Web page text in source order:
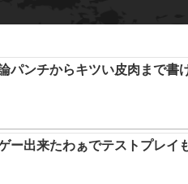
パンチからキツい皮肉まで書
ー出来たわぁでテストプレイ